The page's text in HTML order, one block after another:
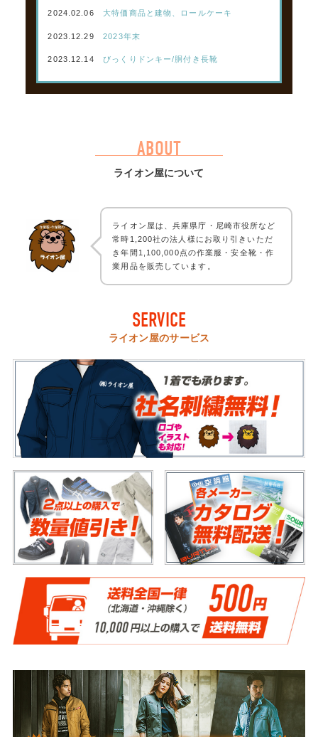
2024.02.06 大特価商品と建物、ロールケーキ
2023.12.29 2023年末
2023.12.14 びっくりドンキー/胴付き長靴
ABOUT
ライオン屋について
ライオン屋は、兵庫県庁・尼崎市役所など
常時1,200社の法人様にお取り引きいただ
き年間1,100,000点の作業服・安全靴・作
業用品を販売しています。
SERVICE
ライオン屋のサービス